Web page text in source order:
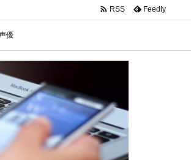
優
 RSS Feedly